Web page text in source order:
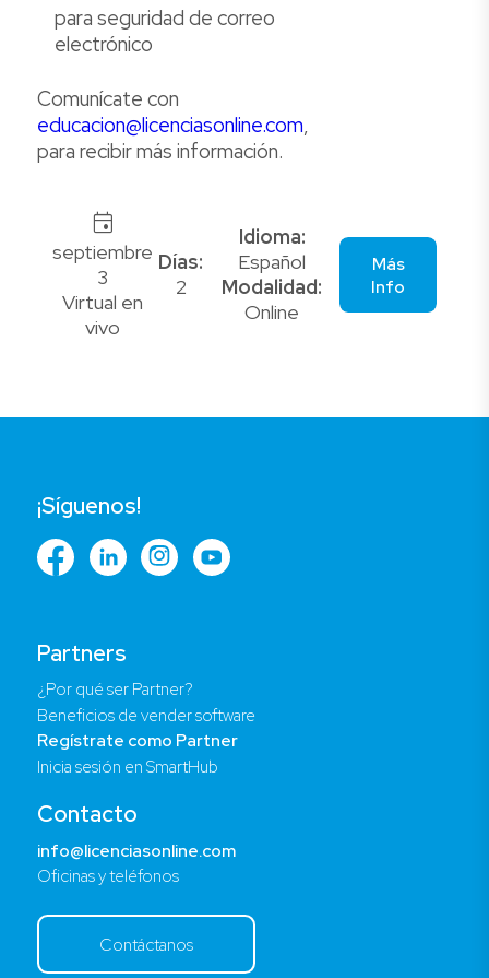
para seguridad de correo
electrónico
Comunícate con
educacion@licenciasonline.com,
para recibir más información.
event
septiembre
3
Virtual en
vivo
Días:
2
Idioma:
Español
Modalidad:
Online
Más
Info
Partners
¿Por qué ser Partner?
Beneficios de vender software
Regístrate como Partner
Inicia sesión en SmartHub
Contacto
info@licenciasonline.com
Oficinas y teléfonos
Contáctanos
¡Síguenos!